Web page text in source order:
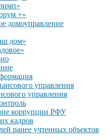
+»
домоуправление
дом»
управления
управления
коррупции РФУ
кадров
ранее учтенных объектов